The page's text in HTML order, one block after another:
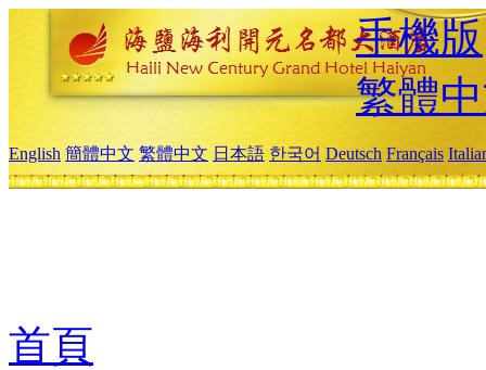
手機版
繁體
English 簡體中文 繁體中文 日本語 한국어 Deutsch Français
首頁